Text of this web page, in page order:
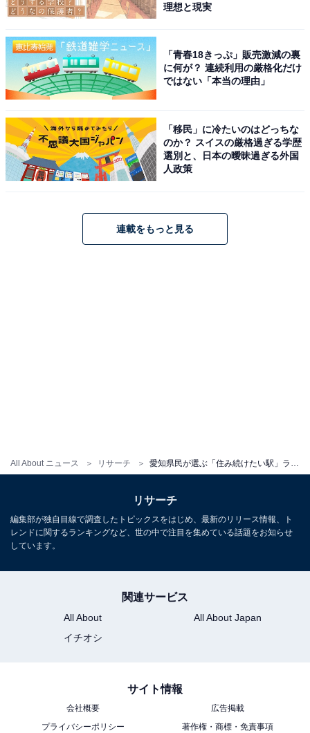
All About ニュース リサーチ
市」、2位「北海道 札幌市」、1位は？
【国勢調査2020】愛知県で人口が増えた市区町村 3位
「幸田町」2位「名古屋市東区」1位は…
【関連リンク】
・プレスリリース
理想と現実
「青春18きっぷ」販売激減の裏
に何が？ 連続利用の厳格化だけ
ではない「本当の理由」
「移民」に冷たいのはどっちな
のか？ スイスの厳格過ぎる学歴
選別と、日本の曖昧過ぎる外国
人政策
連載をもっと見る
リサーチ
編集部が独自目線で調査したトピックスをはじめ、最新のリリース情報、ト
レンドに関するランキングなど、世の中で注目を集めている話題をお知らせ
しています。
関連サービス
All About
All About Japan
イチオシ
サイト情報
会社概要
広告掲載
プライバシーポリシー
著作権・商標・免責事項